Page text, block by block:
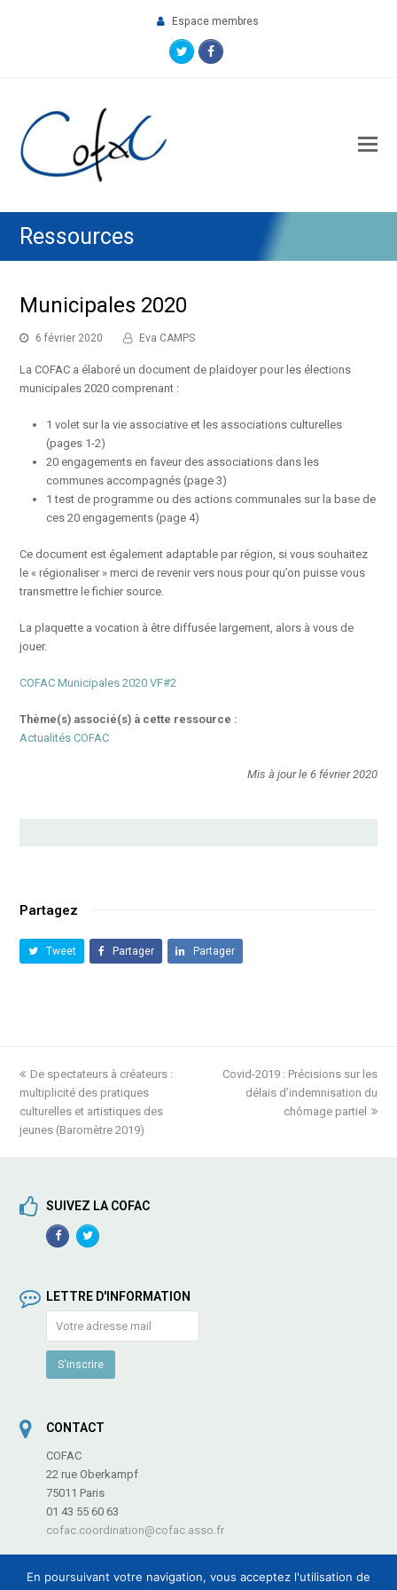
Espace membres
TwitterFacebook
Ressources
Municipales 2020
6 février 2020 Eva CAMPS
La COFAC a élaboré un document de plaidoyer pour les élections
municipales 2020 comprenant :
1 volet sur la vie associative et les associations culturelles
(pages 1-2)
20 engagements en faveur des associations dans les
communes accompagnés (page 3)
1 test de programme ou des actions communales sur la base de
ces 20 engagements (page 4)
Ce document est également adaptable par région, si vous souhaitez
le « régionaliser » merci de revenir vers nous pour qu’on puisse vous
transmettre le fichier source.
La plaquette a vocation à être diffusée largement, alors à vous de
jouer.
COFAC Municipales 2020 VF#2
Thème(s) associé(s) à cette ressource :
Actualités COFAC
Mis à jour le 6 février 2020
Partagez
Tweet Partager Partager
previous
post:
De spectateurs à créateurs :
multiplicité des pratiques
culturelles et artistiques des
jeunes (Baromètre 2019)
next
post:
Covid-2019 : Précisions sur les
délais d’indemnisation du
chômage partiel
SUIVEZ LA COFAC
FacebookTwitterProfile
LETTRE D'INFORMATION
CONTACT
COFAC
22 rue Oberkampf
75011 Paris
01 43 55 60 63
cofac.coordination@cofac.asso.fr
En poursuivant votre navigation, vous acceptez l'utilisation de